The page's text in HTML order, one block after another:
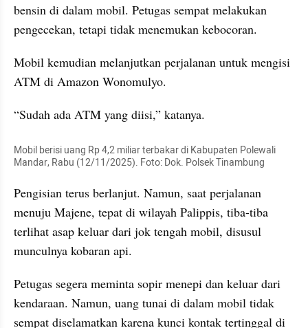
bensin di dalam mobil. Petugas sempat melakukan
pengecekan, tetapi tidak menemukan kebocoran.
Mobil kemudian melanjutkan perjalanan untuk mengisi
ATM di Amazon Wonomulyo.
“Sudah ada ATM yang diisi,” katanya.
Mobil berisi uang Rp 4,2 miliar terbakar di Kabupaten Polewali
Mandar, Rabu (12/11/2025). Foto: Dok. Polsek Tinambung
Pengisian terus berlanjut. Namun, saat perjalanan
menuju Majene, tepat di wilayah Palippis, tiba-tiba
terlihat asap keluar dari jok tengah mobil, disusul
munculnya kobaran api.
Petugas segera meminta sopir menepi dan keluar dari
kendaraan. Namun, uang tunai di dalam mobil tidak
sempat diselamatkan karena kunci kontak tertinggal di